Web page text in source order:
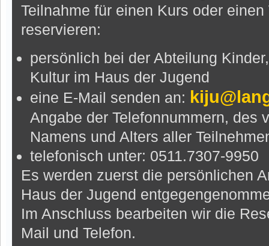
Teilnahme für einen Kurs oder
reservieren:
persönlich bei der Abteilung
Kultur im Haus der Jugend
eine E-Mail senden an:
Angabe der Telefonnummern, des
Namens und Alters aller
telefonisch unter: 0511.7307-9950
Es werden zuerst die persönlichen
Haus der Jugend
Im Anschluss bearbeiten wir die
Mail und Telefon.